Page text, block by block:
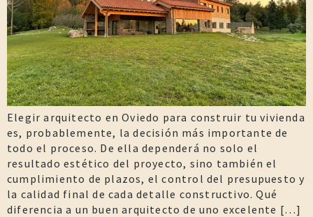
Elegir arquitecto en Oviedo para construir tu vivienda
es, probablemente, la decisión más importante de
todo el proceso. De ella dependerá no solo el
resultado estético del proyecto, sino también el
cumplimiento de plazos, el control del presupuesto y
la calidad final de cada detalle constructivo. Qué
diferencia a un buen arquitecto de uno excelente […]